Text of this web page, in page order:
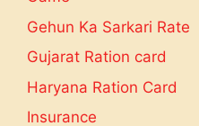
Gehun Ka Sarkari Rate
Gujarat Ration card
Haryana Ration Card
Insurance